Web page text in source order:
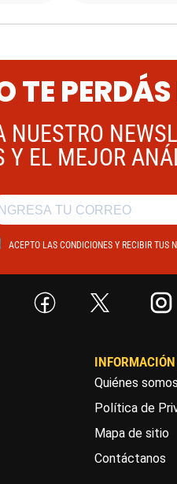
TE
NUESTRO
Y EL MEJOR
ACEPTO LAS CONDICIONES Y RECIBIR TUS
Quiénes somos
Política de
Mapa de sitio
Contáctanos